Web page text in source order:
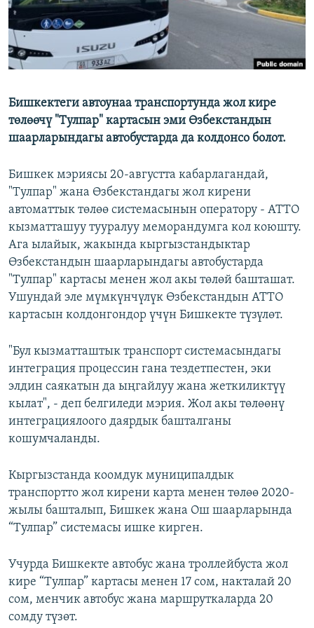
Бишкектеги автоунаа транспортунда жол кире
төлөөчү "Тулпар" картасын эми Өзбекстандын
шаарларындагы автобустарда да колдонсо болот.
Бишкек мэриясы 20-августта кабарлагандай,
"Тулпар" жана Өзбекстандагы жол кирени
автоматтык төлөө системасынын оператору - АТТО
кызматташуу тууралуу меморандумга кол коюшту.
Ага ылайык, жакында кыргызстандыктар
Өзбекстандын шаарларындагы автобустарда
"Тулпар" картасы менен жол акы төлөй башташат.
Ушундай эле мүмкүнчүлүк Өзбекстандын АТТО
картасын колдонгондор үчүн Бишкекте түзүлөт.
"Бул кызматташтык транспорт системасындагы
интеграция процессин гана тездетпестен, эки
элдин саякатын да ыңгайлуу жана жеткиликтүү
кылат", - деп белгиледи мэрия. Жол акы төлөөнү
интеграциялоого даярдык башталганы
кошумчаланды.
Кыргызстанда коомдук муниципалдык
транспортто жол кирени карта менен төлөө 2020-
жылы башталып, Бишкек жана Ош шаарларында
“Тулпар” системасы ишке кирген.
Учурда Бишкекте автобус жана троллейбуста жол
кире “Тулпар” картасы менен 17 сом, накталай 20
сом, менчик автобус жана маршруткаларда 20
сомду түзөт.